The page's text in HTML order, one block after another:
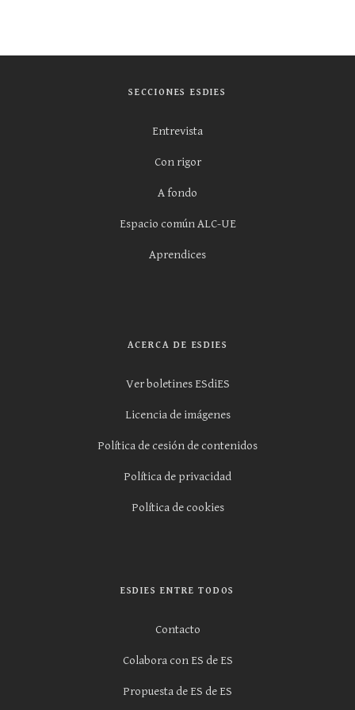
SECCIONES ESDIES
Entrevista
Con rigor
A fondo
Espacio común ALC-UE
Aprendices
ACERCA DE ESDIES
Ver boletines ESdiES
Licencia de imágenes
Política de cesión de contenidos
Política de privacidad
Política de cookies
ESDIES ENTRE TODOS
Contacto
Colabora con ES de ES
Propuesta de ES de ES